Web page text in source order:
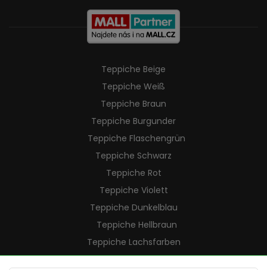
Teppiche Beige
Teppiche Weiß
Teppiche Braun
Teppiche Burgunder
Teppiche Flaschengrün
Teppiche Schwarz
Teppiche Rot
Teppiche Violett
Teppiche Dunkelblau
Teppiche Hellbraun
Teppiche Lachsfarben
Teppiche Cremefarben